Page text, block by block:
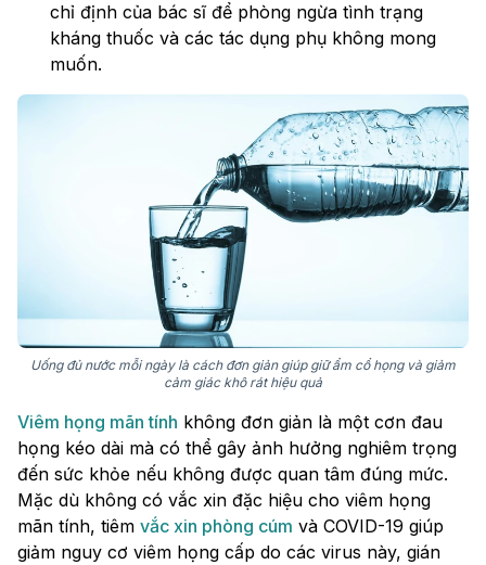
chỉ định của bác sĩ để phòng ngừa tình trạng
kháng thuốc và các tác dụng phụ không mong
muốn.
Uống đủ nước mỗi ngày là cách đơn giản giúp giữ ẩm cổ họng và giảm
cảm giác khô rát hiệu quả
Viêm họng mãn tính không đơn giản là một cơn đau
họng kéo dài mà có thể gây ảnh hưởng nghiêm trọng
đến sức khỏe nếu không được quan tâm đúng mức.
Mặc dù không có vắc xin đặc hiệu cho viêm họng
mãn tính, tiêm vắc xin phòng cúm và COVID-19 giúp
giảm nguy cơ viêm họng cấp do các virus này, gián